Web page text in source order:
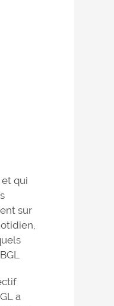
qui
sur
a